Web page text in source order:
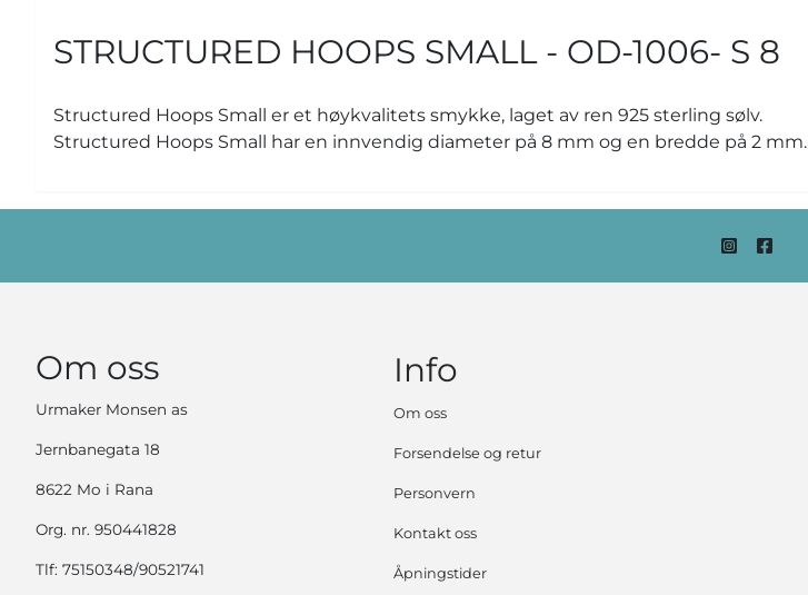
STRUCTURED HOOPS SMALL - OD-1006- S 8
Structured Hoops Small er et høykvalitets smykke, laget av ren 925 sterling sølv.
Structured Hoops Small har en innvendig diameter på 8 mm og en bredde på 2 mm.
Om oss
Urmaker Monsen as
Jernbanegata 18
8622 Mo i Rana
Org. nr. 950441828
Tlf: 75150348/90521741
Info
Om oss
Forsendelse og retur
Personvern
Kontakt oss
Åpningstider